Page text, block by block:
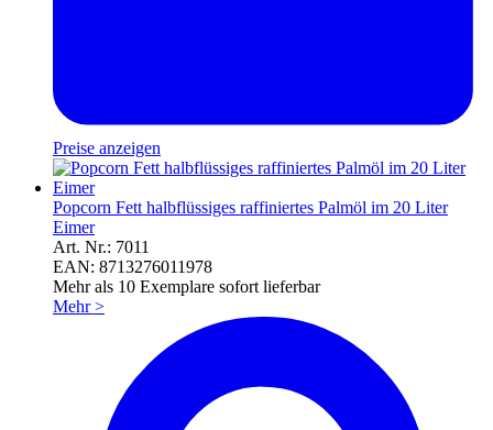
Preise anzeigen
Popcorn Fett halbflüssiges raffiniertes Palmöl im 20 Liter
Eimer
Art. Nr.: 7011
EAN: 8713276011978
Mehr als 10 Exemplare sofort lieferbar
Mehr>